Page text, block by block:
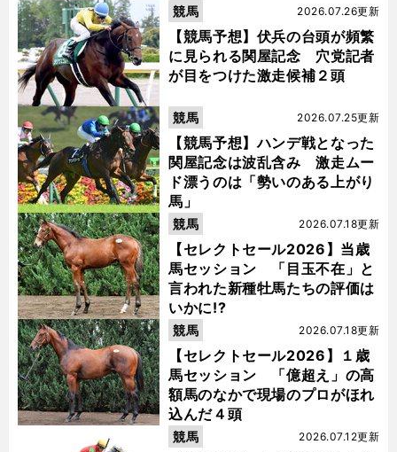
【競馬予想】伏兵の台頭が頻繁
に見られる関屋記念 穴党記者
が目をつけた激走候補２頭
2026.07.26更新
競馬
【競馬予想】ハンデ戦となった
関屋記念は波乱含み 激走ムー
ド漂うのは「勢いのある上がり
馬」
2026.07.25更新
競馬
【セレクトセール2026】当歳
馬セッション 「目玉不在」と
言われた新種牡馬たちの評価は
いかに!?
2026.07.18更新
競馬
【セレクトセール2026】１歳
馬セッション 「億超え」の高
額馬のなかで現場のプロがほれ
込んだ４頭
2026.07.18更新
競馬
2026.07.12更新
競馬